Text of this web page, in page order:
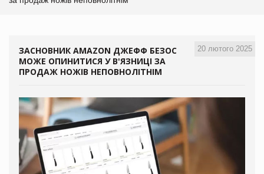
20 лютого 2025
ЗАСНОВНИК AMAZON ДЖЕФФ БЕЗОС
МОЖЕ ОПИНИТИСЯ У В'ЯЗНИЦІ ЗА
ПРОДАЖ НОЖІВ НЕПОВНОЛІТНІМ